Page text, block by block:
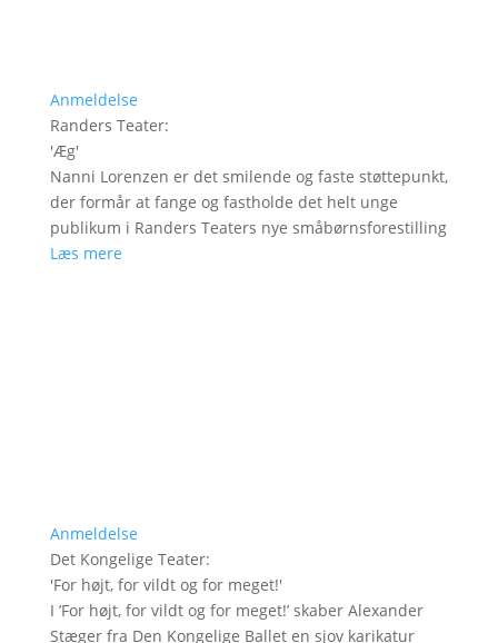
Anmeldelse
Randers Teater:
'Æg'
Nanni Lorenzen er det smilende og faste støttepunkt,
der formår at fange og fastholde det helt unge
publikum i Randers Teaters nye småbørnsforestilling
Læs mere
Anmeldelse
Det Kongelige Teater:
'For højt, for vildt og for meget!'
I ’For højt, for vildt og for meget!’ skaber Alexander
Stæger fra Den Kongelige Ballet en sjov karikatur